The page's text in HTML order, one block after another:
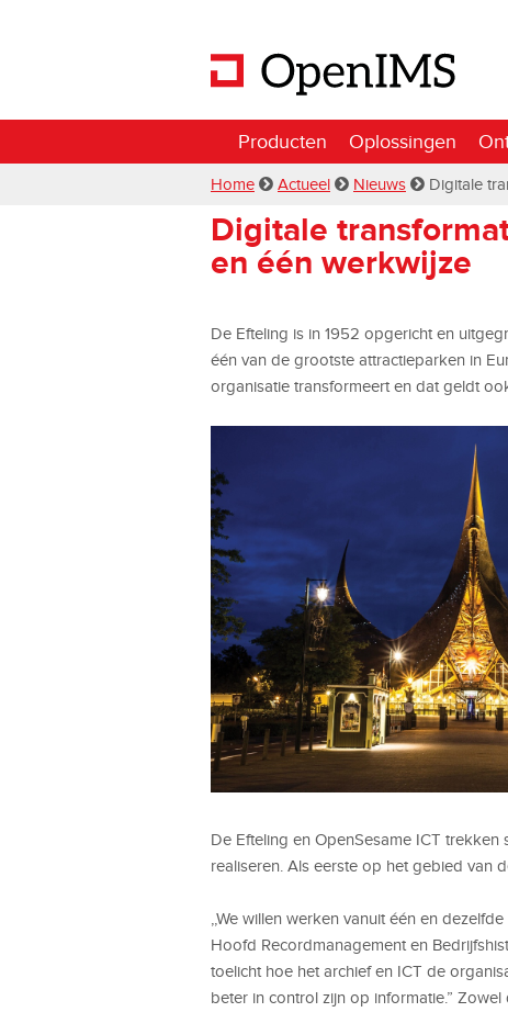
Producten Oplossingen
Home Actueel Nieuws Digitale
Digitale
en één werkwijze
De Efteling is in 1952 opgericht en
één van de grootste attractieparken in
organisatie transformeert en dat geldt
De Efteling en OpenSesame ICT
realiseren. Als eerste op het gebied van
,,We willen werken vanuit één en
Hoofd Recordmanagement en
toelicht hoe het archief en ICT de
beter in control zijn op informatie.”